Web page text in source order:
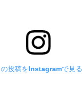
の投稿をInstagramで見る